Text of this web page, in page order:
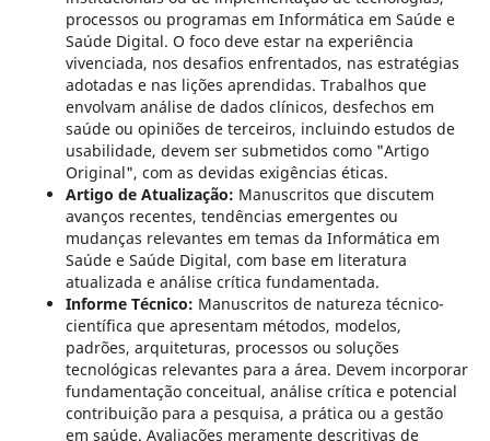
processos ou programas em Informática em Saúde e
Saúde Digital. O foco deve estar na experiência
vivenciada, nos desafios enfrentados, nas estratégias
adotadas e nas lições aprendidas. Trabalhos que
envolvam análise de dados clínicos, desfechos em
saúde ou opiniões de terceiros, incluindo estudos de
usabilidade, devem ser submetidos como "Artigo
Original", com as devidas exigências éticas.
Artigo de Atualização: Manuscritos que discutem
avanços recentes, tendências emergentes ou
mudanças relevantes em temas da Informática em
Saúde e Saúde Digital, com base em literatura
atualizada e análise crítica fundamentada.
Informe Técnico: Manuscritos de natureza técnico-
científica que apresentam métodos, modelos,
padrões, arquiteturas, processos ou soluções
tecnológicas relevantes para a área. Devem incorporar
fundamentação conceitual, análise crítica e potencial
contribuição para a pesquisa, a prática ou a gestão
em saúde. Avaliações meramente descritivas de